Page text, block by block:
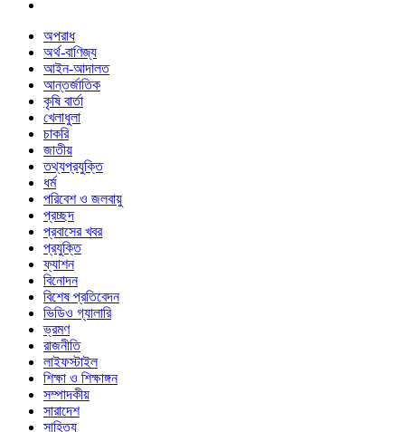
অপরাধ
অর্থ-বাণিজ্য
আইন-আদালত
আন্তর্জাতিক
কৃষি বার্তা
খেলাধুলা
চাকরি
জাতীয়
তথ্যপ্রযুক্তি
ধর্ম
পরিবেশ ও জলবায়ু
প্রচ্ছদ
প্রবাসের খবর
প্রযুক্তি
ফ্যাশন
বিনোদন
বিশেষ প্রতিবেদন
ভিডিও গ্যালারি
ভ্রমণ
রাজনীতি
লাইফস্টাইল
শিক্ষা ও শিক্ষাঙ্গন
সম্পাদকীয়
সারাদেশ
সাহিত্য